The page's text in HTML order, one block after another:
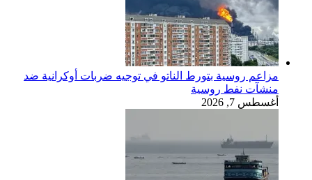
مزاعم روسية بتورط الناتو في توجيه ضربات أوكرانية ضد
منشآت نفط روسية
أغسطس 7, 2026